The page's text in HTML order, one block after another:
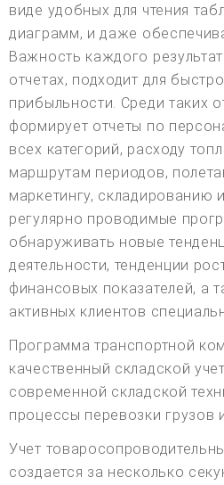
виде удобных для чтения
диаграмм, и даже
Важность каждого
отчетах, подходит для
прибыльности. Среди таких
формирует отчеты по
всех категорий, расходу
маршрутам периодов,
маркетингу, складированию
регулярно проводимые
обнаруживать новые
деятельности, тенденции
финансовых показателей, а
активных клиентов
Программа транспортной
качественный складской
современной складской
процессы перевозки грузов
Учет
создается за несколько